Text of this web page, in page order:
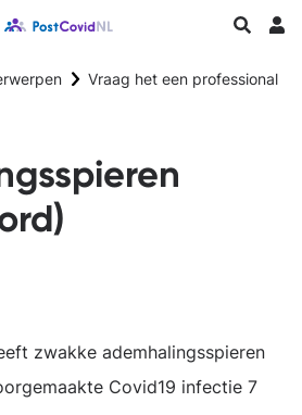
Longfonds homepageZoeken
Vraag het een professional
zwakke ademhalingsspieren
Covid19 infectie 7